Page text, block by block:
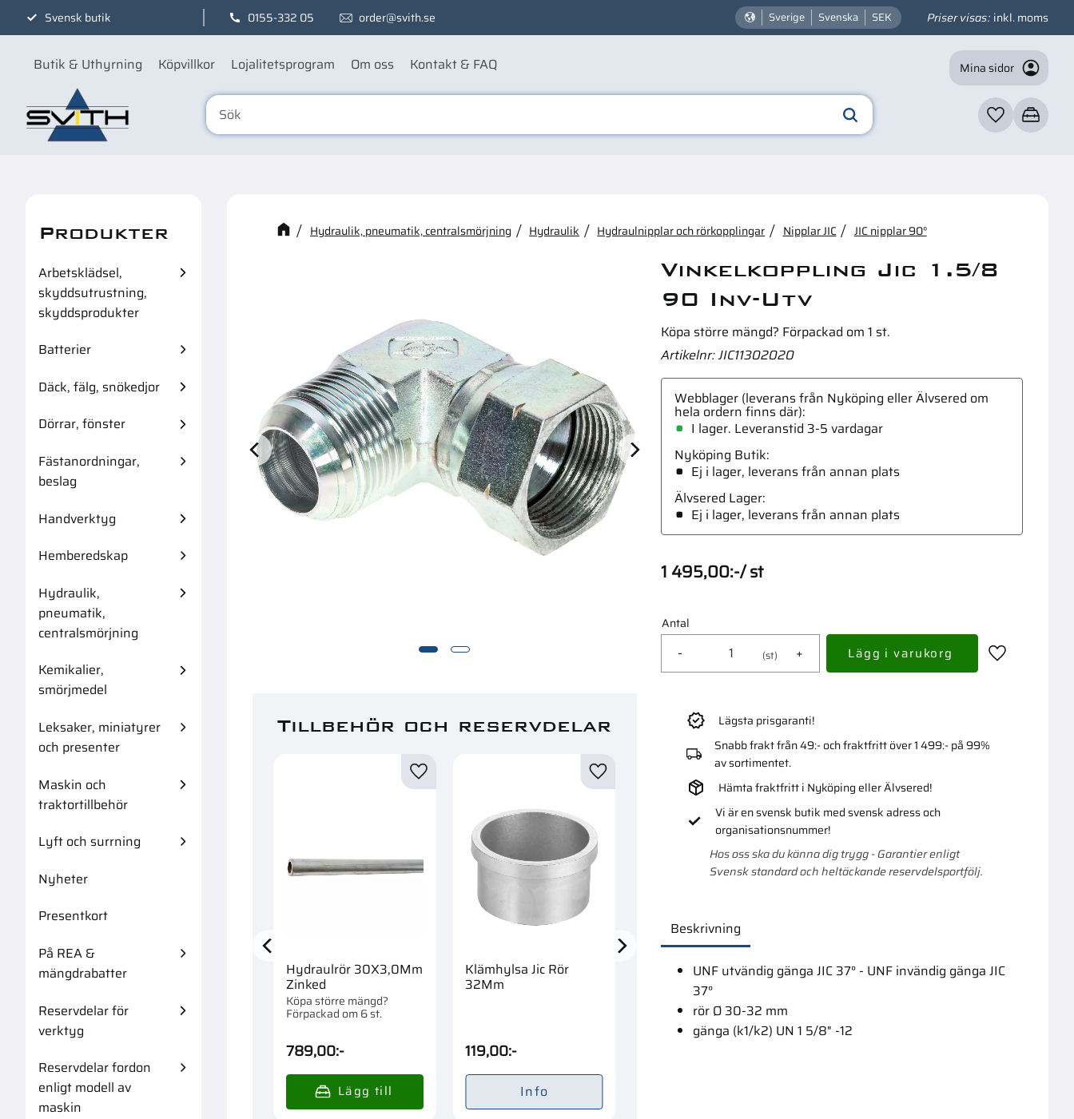
Svensk butik 0155-332 05 order@svith.se Sverige Svenska SEK Priser visas inkl. moms
Butik & Uthyrning Köpvillkor Lojalitetsprogram Om oss Kontakt & FAQ Mina sidor
Favoriter
Kundvagn
Kanske någon av dessa produkter kan intressera dig?
Aspöck Dc-Kontakt
Hydraulik, pneumatik, centralsmörjning Hydraulik Hydraulnipplar och rörkopplingar Nipplar JIC JIC nipplar 90°
Tillbehör och reservdelar
Hydraulrör 30X3,0Mm
Zinked
Köpa större mängd?
Förpackad om 6 st.
789,00:-
Lägg till i favoriter
Klämhylsa Jic Rör
32Mm
119,00:-
Lägg till i favoriter
Info
Hydraulrör
30X3,0X2000Mm
Köpa större mängd?
Förpackad om 3 st.
Lägg till i favoriter
Mutter Jic 1.5/8 Sae Klämhylsa
Vinkelkoppling Jic 1.5/8
90 Inv-Utv
Köpa större mängd? Förpackad om 1 st.
Artikelnr JIC11302020
1 495,00:-/st
Antal
st +
- Lägg till i
Lägsta prisgaranti!
Snabb frakt från 49:- och fraktfritt över 1 499:- på 99%
av sortimentet.
Hämta fraktfritt i Nyköping eller Älvsered!
Vi är en svensk butik med svensk adress och
organisationsnummer!
Hos oss ska du känna dig trygg - Garantier enligt
Svensk standard och heltäckande reservdelsportfölj.
Webblager (leverans från Nyköping eller Älvsered om
hela ordern finns där)
I lager. Leveranstid 3-5 vardagar
Nyköping Butik
Ej i lager, leverans från annan plats
Älvsered Lager
Ej i lager, leverans från annan plats
Beskrivning
UNF utvändig gänga JIC 37° - UNF invändig gänga JIC
37°
rör Ø 30-32 mm
gänga (k1/k2) UN 1 5/8" -12
Produkter
Arbetsklädsel,
skyddsutrustning,
skyddsprodukter
Batterier
Däck, fälg, snökedjor
Dörrar, fönster
Fästanordningar,
beslag
Handverktyg
Hemberedskap
Hydraulik,
pneumatik,
centralsmörjning
Kemikalier,
smörjmedel
Leksaker, miniatyrer
och presenter
Maskin och
traktortillbehör
Lyft och surrning
Nyheter
Presentkort
På REA &
mängdrabatter
Reservdelar för
verktyg
Reservdelar fordon
enligt modell av
maskin